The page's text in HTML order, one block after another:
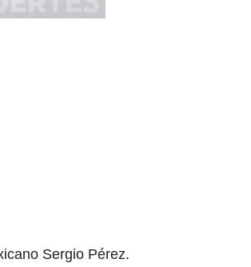
Sergio Pérez.